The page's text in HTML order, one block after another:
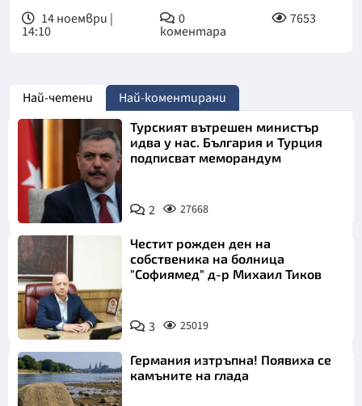
14 ноември |
14:10
0
коментара
7653
Най-четени Най-коментирани
Турският вътрешен министър
идва у нас. България и Турция
подписват меморандум
2 27668
Честит рожден ден на
собственика на болница
"Софиямед" д-р Михаил Тиков
3 25019
Германия изтръпна! Появиха се
камъните на глада